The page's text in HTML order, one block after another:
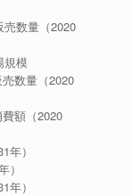
数量（2020
規模
数量（2020
額（2020
年）
）
年）